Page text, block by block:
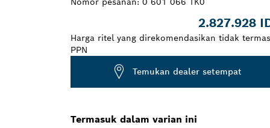
2.827.928
Harga ritel yang direkomendasikan tidak
PPN
Temukan dealer setempat
Termasuk dalam varian ini